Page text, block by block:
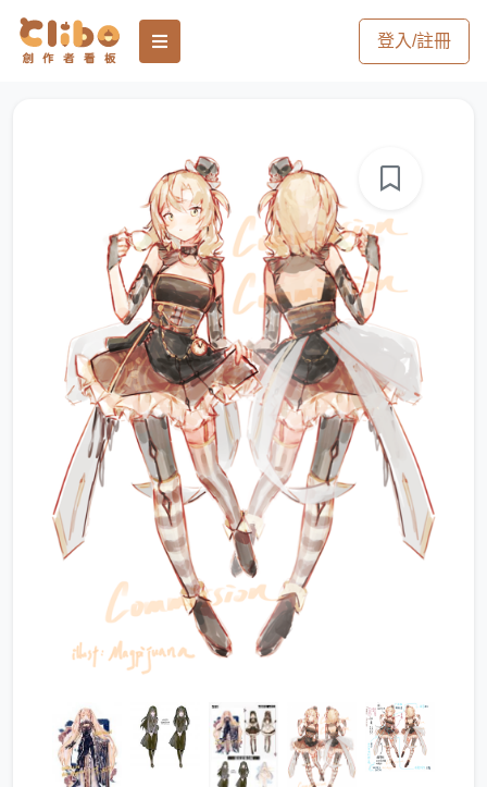
登入/註冊